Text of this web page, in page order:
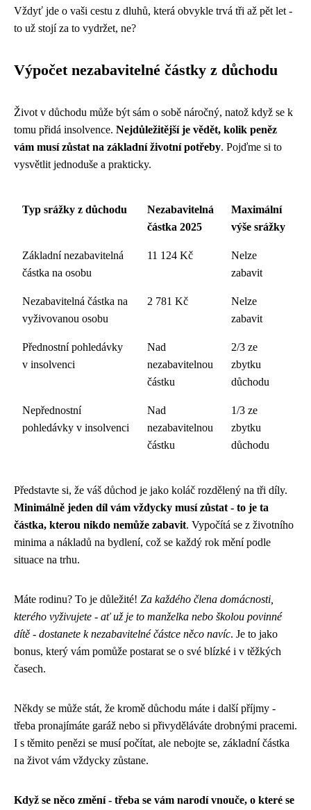
Vždyť jde o vaši cestu z dluhů, která obvykle trvá tři až pět let -
to už stojí za to vydržet, ne?
Výpočet nezabavitelné částky z důchodu
Život v důchodu může být sám o sobě náročný, natož když se k
tomu přidá insolvence. Nejdůležitější je vědět, kolik peněz
vám musí zůstat na základní životní potřeby. Pojďme si to
vysvětlit jednoduše a prakticky.
Typ srážky z důchodu
Nezabavitelná
částka 2025
Maximální
výše srážky
Základní nezabavitelná
částka na osobu
11 124 Kč
Nelze
zabavit
Nezabavitelná částka na
vyživovanou osobu
2 781 Kč
Nelze
zabavit
Přednostní pohledávky
v insolvenci
Nad
nezabavitelnou
částku
2/3 ze
zbytku
důchodu
Nepřednostní
pohledávky v insolvenci
Nad
nezabavitelnou
částku
1/3 ze
zbytku
důchodu
Představte si, že váš důchod je jako koláč rozdělený na tři díly.
Minimálně jeden díl vám vždycky musí zůstat - to je ta
částka, kterou nikdo nemůže zabavit. Vypočítá se z životního
minima a nákladů na bydlení, což se každý rok mění podle
situace na trhu.
Máte rodinu? To je důležité! Za každého člena domácnosti,
kterého vyživujete - ať už je to manželka nebo školou povinné
dítě - dostanete k nezabavitelné částce něco navíc. Je to jako
bonus, který vám pomůže postarat se o své blízké i v těžkých
časech.
Někdy se může stát, že kromě důchodu máte i další příjmy -
třeba pronajímáte garáž nebo si přivyděláváte drobnými pracemi.
I s těmito penězi se musí počítat, ale nebojte se, základní částka
na život vám vždycky zůstane.
Když se něco změní - třeba se vám narodí vnouče, o které se